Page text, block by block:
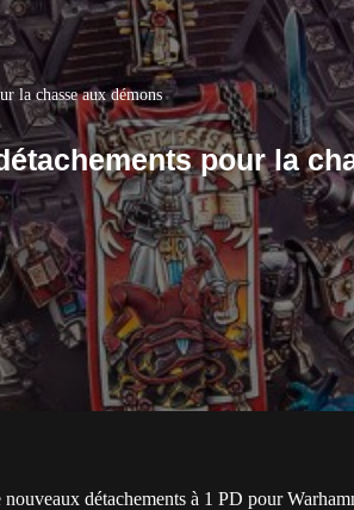
la chasse aux démons
pour la
détachements à 1 PD pour